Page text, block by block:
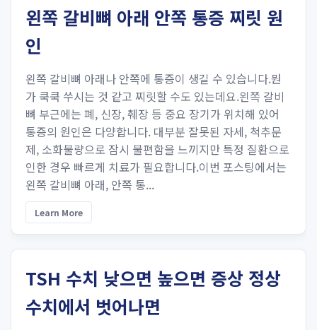
왼쪽 갈비뼈 아래 안쪽 통증 찌릿 원
인
왼쪽 갈비뼈 아래나 안쪽에 통증이 생길 수 있습니다.뭔
가 쿡쿡 쑤시는 것 같고 찌릿할 수도 있는데요.왼쪽 갈비
뼈 부근에는 폐, 신장, 췌장 등 중요 장기가 위치해 있어
통증의 원인은 다양합니다. 대부분 잘못된 자세, 척추문
제, 소화불량으로 잠시 불편함을 느끼지만 특정 질환으로
인한 경우 빠르게 치료가 필요합니다.이번 포스팅에서는
왼쪽 갈비뼈 아래, 안쪽 통...
Learn More
TSH 수치 낮으면 높으면 증상 정상
수치에서 벗어나면